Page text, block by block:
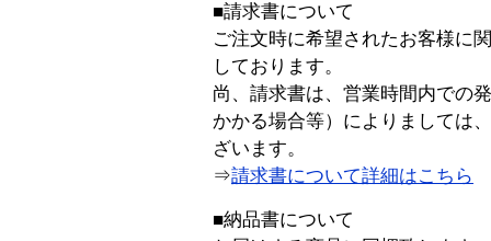
■請求書について
ご注文時に希望されたお客様に
しております。
尚、請求書は、営業時間内での
かかる場合等）によりましては
ざいます。
⇒請求書について詳細はこちら
■納品書について